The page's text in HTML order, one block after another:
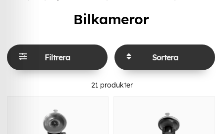
Bilkameror
Filtrera Sortera
21 produkter